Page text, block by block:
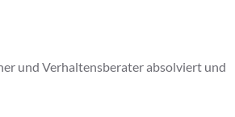
und Verhaltensberater absolviert und